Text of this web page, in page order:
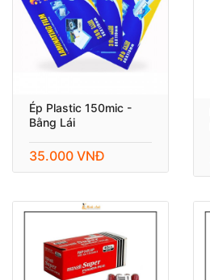
Ép Plastic 150mic -
Bằng Lái
35.000 VNĐ